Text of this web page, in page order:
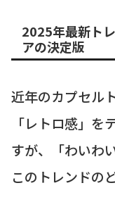
2025年最新ト
アの決定版
近年のカプセル
「レトロ感」を
すが、「わいわ
このトレンドの